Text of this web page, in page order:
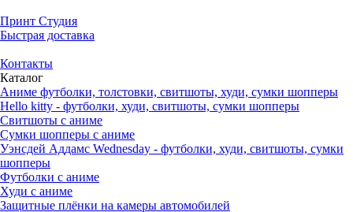
Принт Студия
Быстрая доставка
Контакты
Каталог
Аниме футболки, толстовки, свитшоты, худи, сумки шопперы
Hello kitty - футболки, худи, свитшоты, сумки шопперы
Свитшоты с аниме
Сумки шопперы с аниме
Уэнсдей Аддамс Wednesday - футболки, худи, свитшоты, сумки
шопперы
Футболки с аниме
Худи с аниме
Защитные плёнки на камеры автомобилей